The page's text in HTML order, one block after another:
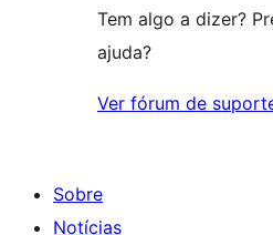
Tem algo a dizer?
ajuda?
Ver fórum de
Sobre
Notícias